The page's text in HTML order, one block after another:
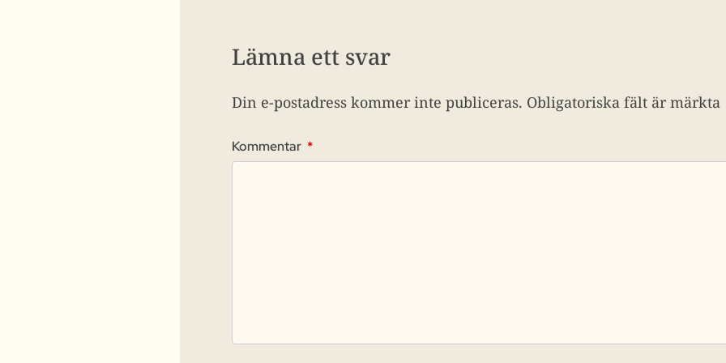
Lämna ett svar
Din e-postadress kommer inte publiceras. Obligatoriska fält är märkta
Kommentar *